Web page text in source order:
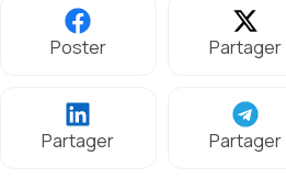
Poster Partager
Partager Partager